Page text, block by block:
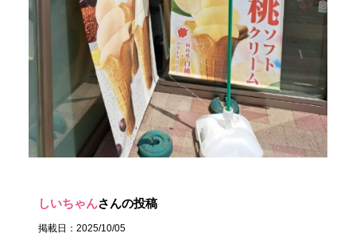
しいちゃんさんの投稿
掲載日：2025/10/05